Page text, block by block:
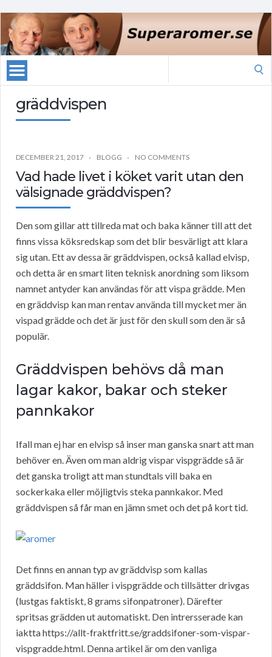
gräddvispen
DECEMBER 21, 2017 BLOGG NO COMMENTS
Vad hade livet i köket varit utan den
välsignade gräddvispen?
Den som gillar att tillreda mat och baka känner till att det
finns vissa köksredskap som det blir besvärligt att klara
sig utan. Ett av dessa är gräddvispen, också kallad elvisp,
och detta är en smart liten teknisk anordning som liksom
namnet antyder kan användas för att vispa grädde. Men
en gräddvisp kan man rentav använda till mycket mer än
vispad grädde och det är just för den skull som den är så
populär.
Gräddvispen behövs då man
lagar kakor, bakar och steker
pannkakor
Ifall man ej har en elvisp så inser man ganska snart att man
behöver en. Även om man aldrig vispar vispgrädde så är
det ganska troligt att man stundtals vill baka en
sockerkaka eller möjligtvis steka pannkakor. Med
gräddvispen så får man en jämn smet och det på kort tid.
Det finns en annan typ av gräddvisp som kallas
gräddsifon. Man häller i vispgrädde och tillsätter drivgas
(lustgas faktiskt, 8 grams sifonpatroner). Därefter
spritsas grädden ut automatiskt. Den intrersserade kan
iaktta https://allt-fraktfritt.se/graddsifoner-som-vispar-
vispgradde.html. Denna artikel är om den vanliga